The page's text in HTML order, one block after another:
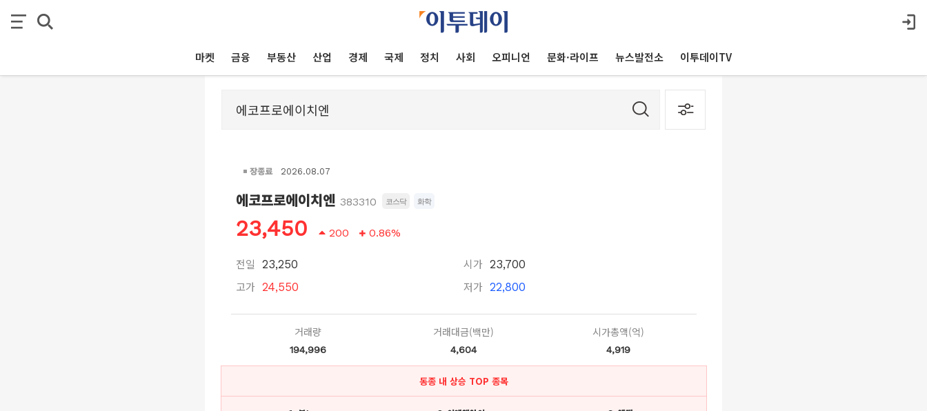
마켓 금융 부동산 산업 경제 국제 정치 사회 오피니언 문화·라이프 뉴스발전소 이투데이TV
장종료 2026.08.07
에코프로에이치엔 383310 코스닥 화학
23,450 200 0.86%
전일 23,250
고가 24,550
시가 23,700
저가 22,800
거래량
194,996
거래대금(백만)
4,604
시가총액(억)
4,919
동종 내 상승 TOP 종목